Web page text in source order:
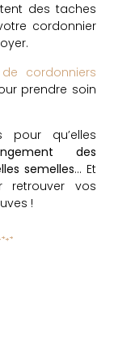
des taches
cordonnier
cordonniers
prendre soin
qu’elles
des
semelles… Et
retrouver vos
!